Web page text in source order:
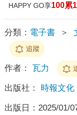
HAPPY GO享100累
分類： 電子書 ＞
追蹤
作者： 瓦力
出版社： 時報文化
出版日： 2025/01/